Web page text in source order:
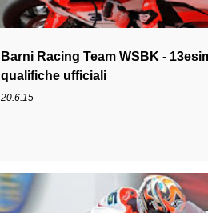
Barni Racing Team WSBK -
qualifiche ufficiali
20.6.15
1199 LEANDRO MERCADO TEAM BARNI